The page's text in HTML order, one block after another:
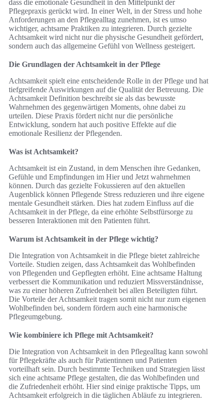
dass die emotionale Gesundheit in den Mittelpunkt der
Pflegepraxis gerückt wird. In einer Welt, in der Stress und hohe
Anforderungen an den Pflegealltag zunehmen, ist es umso
wichtiger, achtsame Praktiken zu integrieren. Durch gezielte
Achtsamkeit wird nicht nur die physische Gesundheit gefördert,
sondern auch das allgemeine Gefühl von Wellness gesteigert.
Die Grundlagen der Achtsamkeit in der Pflege
Achtsamkeit spielt eine entscheidende Rolle in der Pflege und hat
tiefgreifende Auswirkungen auf die Qualität der Betreuung. Die
Achtsamkeit Definition beschreibt sie als das bewusste
Wahrnehmen des gegenwärtigen Moments, ohne dabei zu
urteilen. Diese Praxis fördert nicht nur die persönliche
Entwicklung, sondern hat auch positive Effekte auf die
emotionale Resilienz der Pflegenden.
Was ist Achtsamkeit?
Achtsamkeit ist ein Zustand, in dem Menschen ihre Gedanken,
Gefühle und Empfindungen im Hier und Jetzt wahrnehmen
können. Durch das gezielte Fokussieren auf den aktuellen
Augenblick können Pflegende Stress reduzieren und ihre eigene
mentale Gesundheit stärken. Dies hat zudem Einfluss auf die
Achtsamkeit in der Pflege, da eine erhöhte Selbstfürsorge zu
besseren Interaktionen mit den Patienten führt.
Warum ist Achtsamkeit in der Pflege wichtig?
Die Integration von Achtsamkeit in die Pflege bietet zahlreiche
Vorteile. Studien zeigen, dass Achtsamkeit das Wohlbefinden
von Pflegenden und Gepflegten erhöht. Eine achtsame Haltung
verbessert die Kommunikation und reduziert Missverständnisse,
was zu einer höheren Zufriedenheit bei allen Beteiligten führt.
Die Vorteile der Achtsamkeit tragen somit nicht nur zum eigenen
Wohlbefinden bei, sondern fördern auch eine harmonische
Pflegeumgebung.
Wie kombiniere ich Pflege mit Achtsamkeit?
Die Integration von Achtsamkeit in den Pflegealltag kann sowohl
für Pflegekräfte als auch für Patientinnen und Patienten
vorteilhaft sein. Durch bestimmte Techniken und Strategien lässt
sich eine achtsame Pflege gestalten, die das Wohlbefinden und
die Zufriedenheit erhöht. Hier sind einige praktische Tipps, um
Achtsamkeit erfolgreich in die täglichen Abläufe zu integrieren.